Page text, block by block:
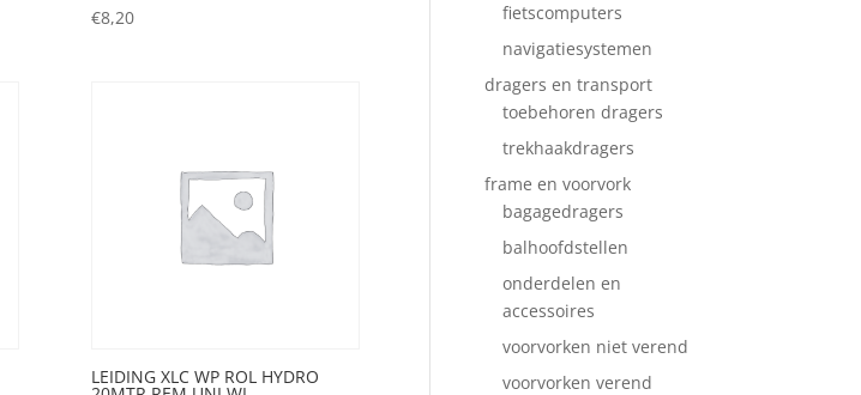
€8,20
LEIDING XLC WP ROL HYDRO
fietscomputers
navigatiesystemen
dragers en transport
toebehoren dragers
trekhaakdragers
frame en voorvork
bagagedragers
balhoofdstellen
onderdelen en
accessoires
voorvorken niet verend
voorvorken verend